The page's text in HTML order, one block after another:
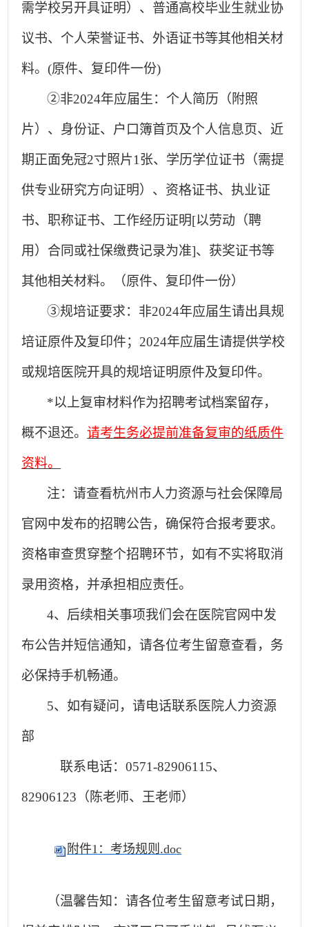
需学校另开具证明）、普通高校毕业生就业协
议书、个人荣誉证书、外语证书等其他相关材
料。(原件、复印件一份)
②非2024年应届生：个人简历（附照
片）、身份证、户口簿首页及个人信息页、近
期正面免冠2寸照片1张、学历学位证书（需提
供专业研究方向证明）、资格证书、执业证
书、职称证书、工作经历证明[以劳动（聘
用）合同或社保缴费记录为准]、获奖证书等
其他相关材料。（原件、复印件一份）
③规培证要求：非2024年应届生请出具规
培证原件及复印件；2024年应届生请提供学校
或规培医院开具的规培证明原件及复印件。
*以上复审材料作为招聘考试档案留存，
概不退还。请考生务必提前准备复审的纸质件
资料。
注：请查看杭州市人力资源与社会保障局
官网中发布的招聘公告，确保符合报考要求。
资格审查贯穿整个招聘环节，如有不实将取消
录用资格，并承担相应责任。
4、 后续相关事项我们会在医院官网中发
布公告并短信通知，请各位考生留意查看，务
必保持手机畅通。
5、 如有疑问，请电话联系医院人力资源
部
联系电话：0571-82906115、
82906123（陈老师、王老师）
附件1：考场规则.doc
（温馨告知：请各位考生留意考试日期，